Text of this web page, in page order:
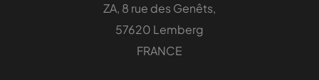
ZA, 8 rue des Genêts,
57620 Lemberg
FRANCE